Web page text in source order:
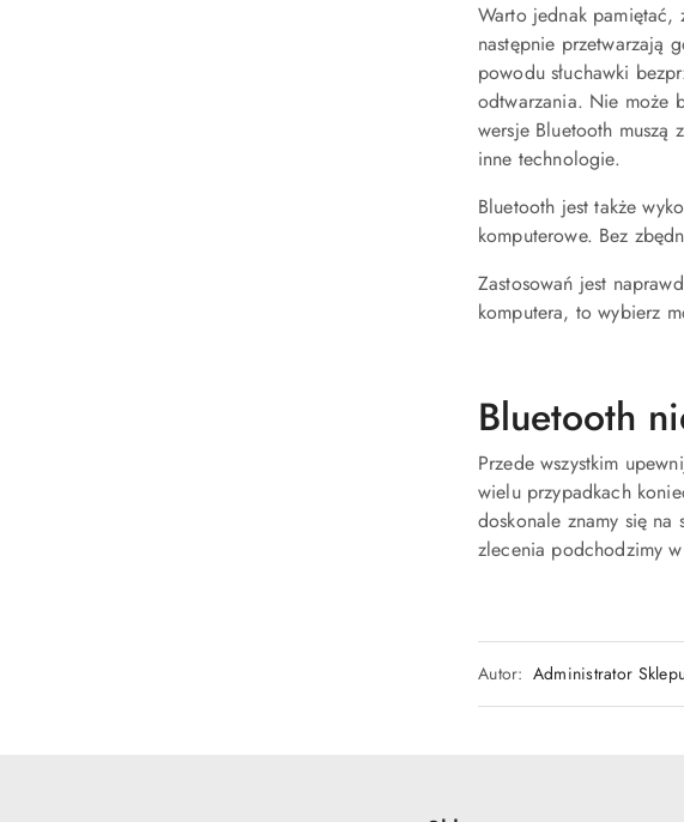
Warto jednak pamiętać,
następnie przetwarzają
powodu słuchawki
odtwarzania. Nie może
wersje Bluetooth muszą
inne technologie.
Bluetooth jest także
komputerowe. Bez
Zastosowań jest
komputera, to wybierz
Bluetooth
Przede wszystkim
wielu przypadkach
doskonale znamy się
zlecenia podchodzimy
Autor: Administrator